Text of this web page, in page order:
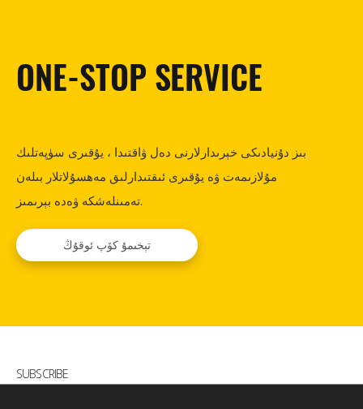
ONE-STOP SERVICE
بىز دۇنيادىكى خېرىدارلارنى دەل ۋاقتىدا ، يۇقىرى سۈپەتلىك
مۇلازىمەت ۋە يۇقىرى ئىقتىدارلىق مەھسۇلاتلار بىلەن
تەمىنلەشكە ۋەدە بېرىمىز.
تېخىمۇ كۆپ ئوقۇڭ
SUBSCRIBE